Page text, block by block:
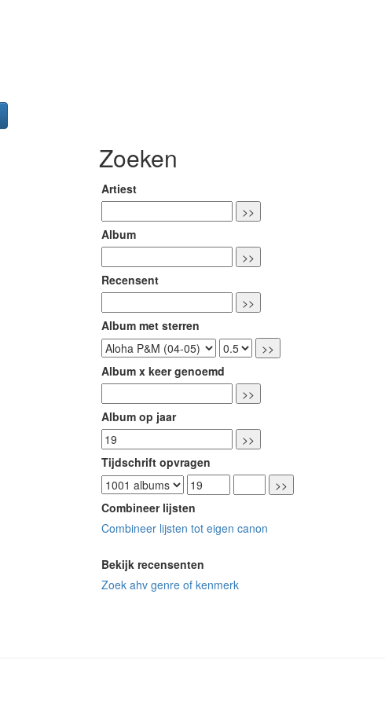
Zoeken
Artiest
Album
Recensent
Album met sterren
Album x keer genoemd
Album op jaar
Tijdschrift opvragen
Combineer lijsten
Combineer lijsten tot eigen canon
Bekijk recensenten
Zoek ahv genre of kenmerk